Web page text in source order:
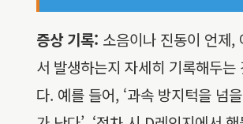
증상 기록: 소음이나 진동이 언제,
서 발생하는지 자세히 기록해두는
다. 예를 들어, ‘과속 방지턱을 넘을